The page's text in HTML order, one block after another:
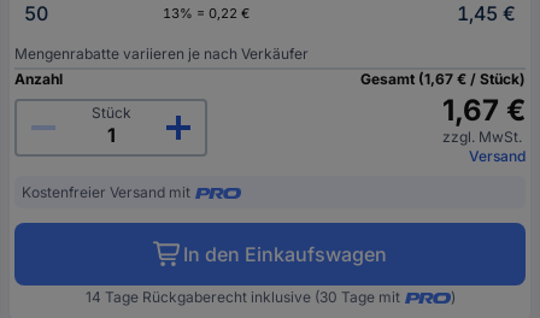
50
13% = 0,22 € 1,45 €
Mengenrabatte variieren je nach Verkäufer
Anzahl
Stück
Gesamt (1,67 € / Stück)
1,67 €
zzgl. MwSt.
Versand
Kostenfreier Versand mit
In den Einkaufswagen
14 Tage Rückgaberecht inklusive (30 Tage mit )